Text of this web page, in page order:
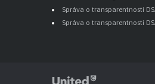
Správa o transparentnosti
Správa o transparentnosti